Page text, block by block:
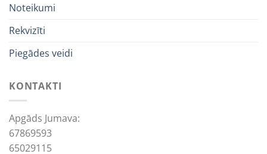
Noteikumi
Rekvizīti
Piegādes veidi
KONTAKTI
Apgāds Jumava:
67869593
65029115